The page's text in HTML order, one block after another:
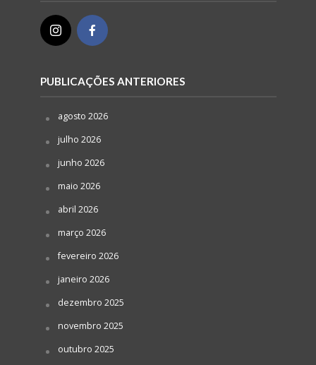
PUBLICAÇÕES ANTERIORES
agosto 2026
julho 2026
junho 2026
maio 2026
abril 2026
março 2026
fevereiro 2026
janeiro 2026
dezembro 2025
novembro 2025
outubro 2025